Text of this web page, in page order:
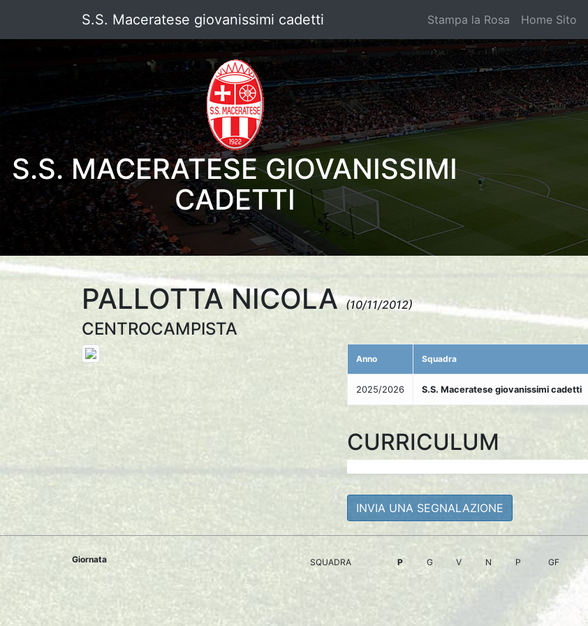
S.S. Maceratese giovanissimi cadetti Stampa la Rosa Home Sito
S.S. MACERATESE GIOVANISSIMI
CADETTI
PALLOTTA NICOLA(10/11/2012)
CENTROCAMPISTA
Anno Squadra
2025/2026 S.S. Maceratese giovanissimi cadetti
CURRICULUM
INVIA UNA SEGNALAZIONE
Giornata SQUADRA P G V N P GF